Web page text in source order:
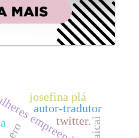
autor-tradutor
josefina plá
haicai
twitter.